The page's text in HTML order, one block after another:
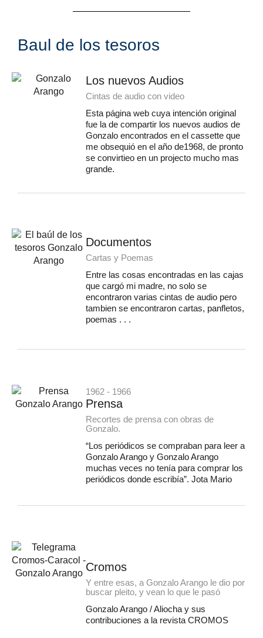
Baul de los tesoros
Los nuevos Audios
Cintas de audio con video
Esta página web cuya intención original
fue la de compartir los nuevos audios de
Gonzalo encontrados en el cassette que
me obsequió en el año de1968, de pronto
se convirtieo en un projecto mucho mas
grande.
Documentos
Cartas y Poemas
Entre las cosas encontradas en las cajas
que cargó mi madre, no solo se
encontraron varias cintas de audio pero
tambien se encontraron cartas, panfletos,
poemas . . .
1962 - 1966
Prensa
Recortes de prensa con obras de
Gonzalo.
“Los periódicos se compraban para leer a
Gonzalo Arango y Gonzalo Arango
muchas veces no tenía para comprar los
periódicos donde escribía”. Jota Mario
Cromos
Y entre esas, a Gonzalo Arango le dio por
buscar pleito, y vean lo que le pasó
Gonzalo Arango / Aliocha y sus
contribuciones a la revista CROMOS